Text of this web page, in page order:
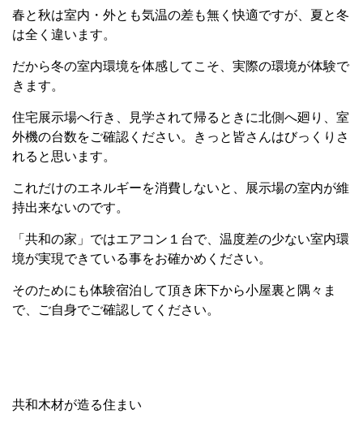
春と秋は室内・外とも気温の差も無く快適ですが、夏と冬
は全く違います。
だから冬の室内環境を体感してこそ、実際の環境が体験で
きます。
住宅展示場へ行き、見学されて帰るときに北側へ廻り、室
外機の台数をご確認ください。きっと皆さんはびっくりさ
れると思います。
これだけのエネルギーを消費しないと、展示場の室内が維
持出来ないのです。
「共和の家」ではエアコン１台で、温度差の少ない室内環
境が実現できている事をお確かめください。
そのためにも体験宿泊して頂き床下から小屋裏と隅々ま
で、ご自身でご確認してください。
共和木材が造る住まい